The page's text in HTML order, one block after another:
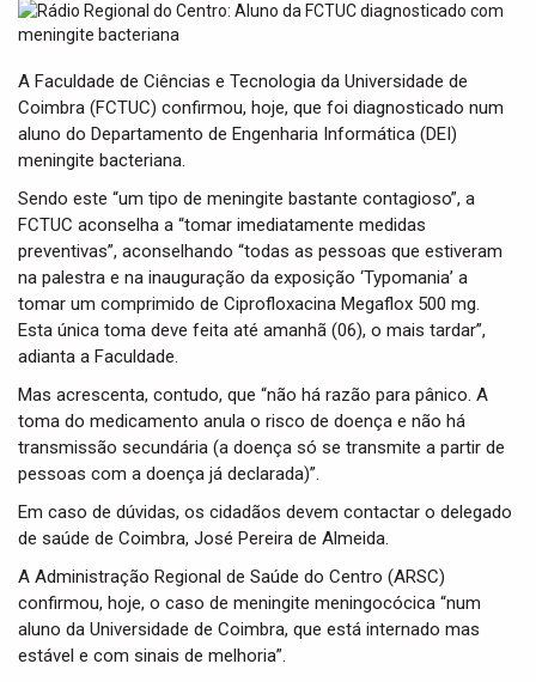
a
n
A Faculdade de Ciências e Tecnologia da Universidade de
Coimbra (FCTUC) confirmou, hoje, que foi diagnosticado num
aluno do Departamento de Engenharia Informática (DEI)
meningite bacteriana.
Sendo este “um tipo de meningite bastante contagioso”, a
FCTUC aconselha a “tomar imediatamente medidas
preventivas”, aconselhando “todas as pessoas que estiveram
na palestra e na inauguração da exposição ‘Typomania’ a
tomar um comprimido de Ciprofloxacina Megaflox 500 mg.
Esta única toma deve feita até amanhã (06), o mais tardar”,
adianta a Faculdade.
Mas acrescenta, contudo, que “não há razão para pânico. A
toma do medicamento anula o risco de doença e não há
transmissão secundária (a doença só se transmite a partir de
pessoas com a doença já declarada)”.
Em caso de dúvidas, os cidadãos devem contactar o delegado
de saúde de Coimbra, José Pereira de Almeida.
A Administração Regional de Saúde do Centro (ARSC)
confirmou, hoje, o caso de meningite meningocócica “num
aluno da Universidade de Coimbra, que está internado mas
estável e com sinais de melhoria”.